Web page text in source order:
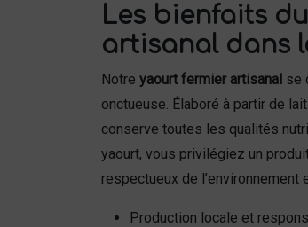
Les bienfaits
artisanal dans
Notre yaourt fermier artisanal se
onctueuse. Élaboré à partir de
conserve toutes les qualités
yaourt, vous privilégiez un
respectueux de l’environnement
Production locale et